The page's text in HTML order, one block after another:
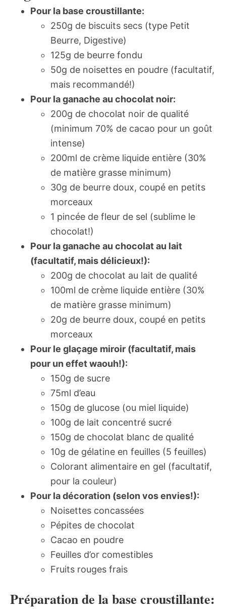
Pour la base croustillante:
250g de biscuits secs (type Petit
Beurre, Digestive)
125g de beurre fondu
50g de noisettes en poudre (facultatif,
mais recommandé!)
Pour la ganache au chocolat noir:
200g de chocolat noir de qualité
(minimum 70% de cacao pour un goût
intense)
200ml de crème liquide entière (30%
de matière grasse minimum)
30g de beurre doux, coupé en petits
morceaux
1 pincée de fleur de sel (sublime le
chocolat!)
Pour la ganache au chocolat au lait
(facultatif, mais délicieux!):
200g de chocolat au lait de qualité
100ml de crème liquide entière (30%
de matière grasse minimum)
20g de beurre doux, coupé en petits
morceaux
Pour le glaçage miroir (facultatif, mais
pour un effet waouh!):
150g de sucre
75ml d’eau
150g de glucose (ou miel liquide)
100g de lait concentré sucré
150g de chocolat blanc de qualité
10g de gélatine en feuilles (5 feuilles)
Colorant alimentaire en gel (facultatif,
pour la couleur)
Pour la décoration (selon vos envies!):
Noisettes concassées
Pépites de chocolat
Cacao en poudre
Feuilles d’or comestibles
Fruits rouges frais
Préparation de la base croustillante: